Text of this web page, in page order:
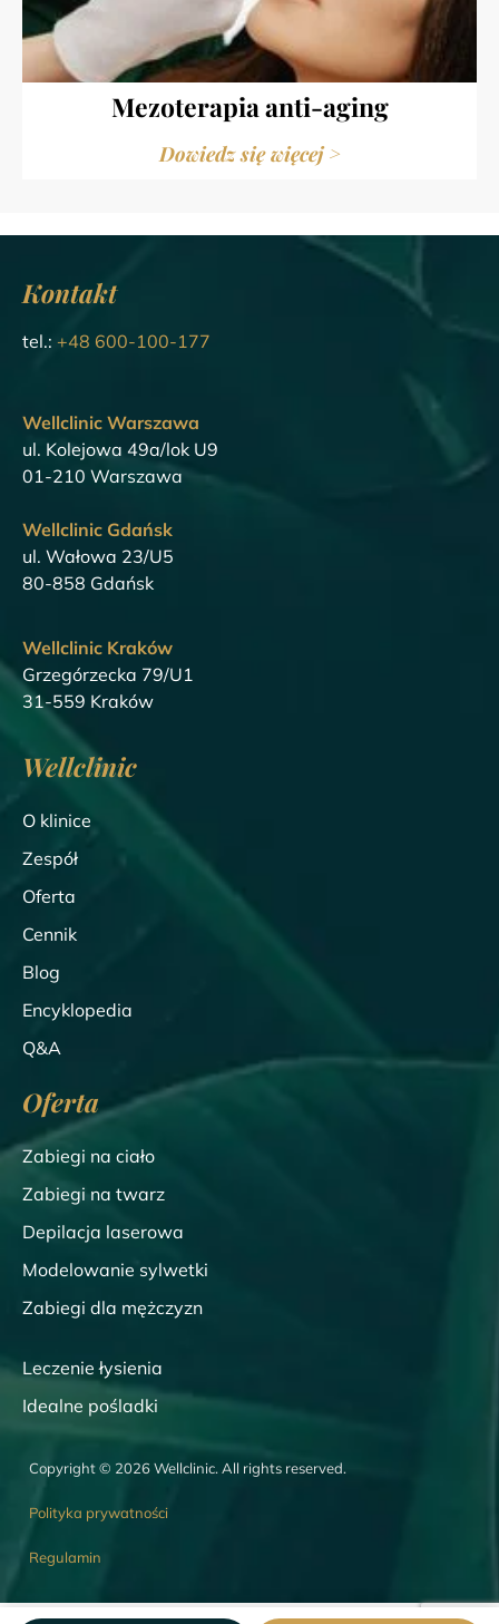
Mezoterapia anti-aging
Dowiedz się więcej >
Kontakt
tel.: +48 600-100-177
Wellclinic Warszawa
ul. Kolejowa 49a/lok U9
01-210 Warszawa
Wellclinic Gdańsk
ul. Wałowa 23/U5
80-858 Gdańsk
Wellclinic Kraków
Grzegórzecka 79/U1
31-559 Kraków
Wellclinic
O klinice
Zespół
Oferta
Cennik
Blog
Encyklopedia
Q&A
Oferta
Zabiegi na ciało
Zabiegi na twarz
Depilacja laserowa
Modelowanie sylwetki
Zabiegi dla mężczyzn
Leczenie łysienia
Idealne pośladki
Copyright © 2026 Wellclinic. All rights reserved.
Polityka prywatności
Regulamin